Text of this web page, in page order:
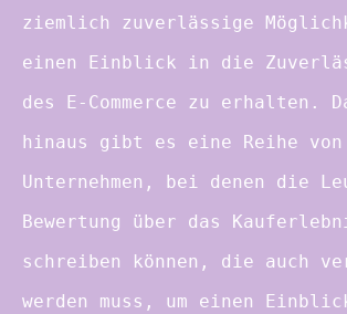
ziemlich zuverlässige
einen Einblick in die
des E-Commerce zu erhalten.
hinaus gibt es eine Reihe von
Unternehmen, bei denen die
Bewertung über das
schreiben können, die auch
werden muss, um einen